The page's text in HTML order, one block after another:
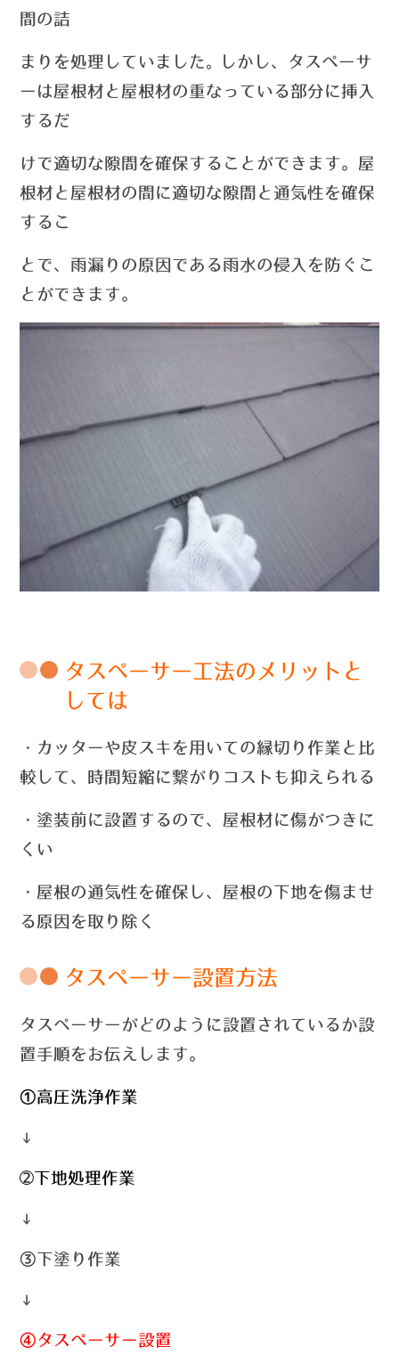
間の詰
まりを処理していました。
しかし、タスペーサ
ーは屋根材と屋根材の重なっている部分に挿入
するだ
けで適切な隙間を確保することができます。 屋
根材と屋根材の間に適切な隙間と通気性を確保
するこ
とで、雨漏りの原因である雨水の侵入を防ぐこ
と ができます。
タスペーサー工法のメリットと
しては
・カッターや皮スキを用いての縁切り作業と比
較して、時間短縮に繋がりコストも抑えられる
・塗装前に設置するので、屋根材に傷がつきに
くい
・屋根の通気性を確保し、屋根の下地を傷ませ
る原因を取り除く
タスペーサー設置方法
タスペーサーがどのように設置されているか設
置手順をお伝えします。
①高圧洗浄作業
↓
➁下地処理作業
↓
③下塗り作業
↓
④タスペーサー設置